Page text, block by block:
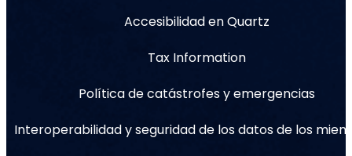
Accesibilidad en Quartz
Tax Information
Política de catástrofes y emergencias
Interoperabilidad y seguridad de los datos de los